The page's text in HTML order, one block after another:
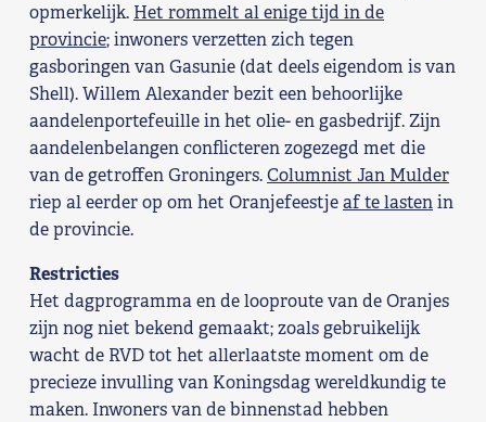
Contact
Voor leden
Word Lid
opmerkelijk. Het rommelt al enige tijd in de
provincie; inwoners verzetten zich tegen
gasboringen van Gasunie (dat deels eigendom is van
Shell). Willem Alexander bezit een behoorlijke
aandelenportefeuille in het olie- en gasbedrijf. Zijn
aandelenbelangen conflicteren zogezegd met die
van de getroffen Groningers.Columnist Jan Mulder
riep al eerder op om het Oranjefeestjeaf te lastenin
de provincie.
Restricties
Het dagprogramma en de looproute van de Oranjes
zijn nog niet bekend gemaakt; zoals gebruikelijk
wacht de RVD tot het allerlaatste moment om de
precieze invulling van Koningsdag wereldkundig te
maken. Inwoners van de binnenstad hebben